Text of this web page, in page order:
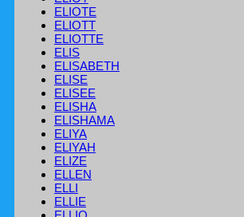
ELIOTE
ELIOTT
ELIOTTE
ELIS
ELISABETH
ELISE
ELISEE
ELISHA
ELISHAMA
ELIYA
ELIYAH
ELIZE
ELLEN
ELLI
ELLIE